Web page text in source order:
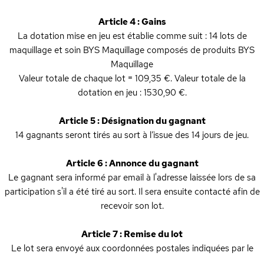
Article 4 : Gains
La dotation mise en jeu est établie comme suit : 14 lots de
maquillage et soin BYS Maquillage composés de produits BYS
Maquillage
Valeur totale de chaque lot = 109,35 €. Valeur totale de la
dotation en jeu : 1530,90 €.
Article 5 : Désignation du gagnant
14 gagnants seront tirés au sort à l’issue des 14 jours de jeu.
Article 6 : Annonce du gagnant
Le gagnant sera informé par email à l'adresse laissée lors de sa
participation s'il a été tiré au sort. Il sera ensuite contacté afin de
recevoir son lot.
Article 7 : Remise du lot
Le lot sera envoyé aux coordonnées postales indiquées par le